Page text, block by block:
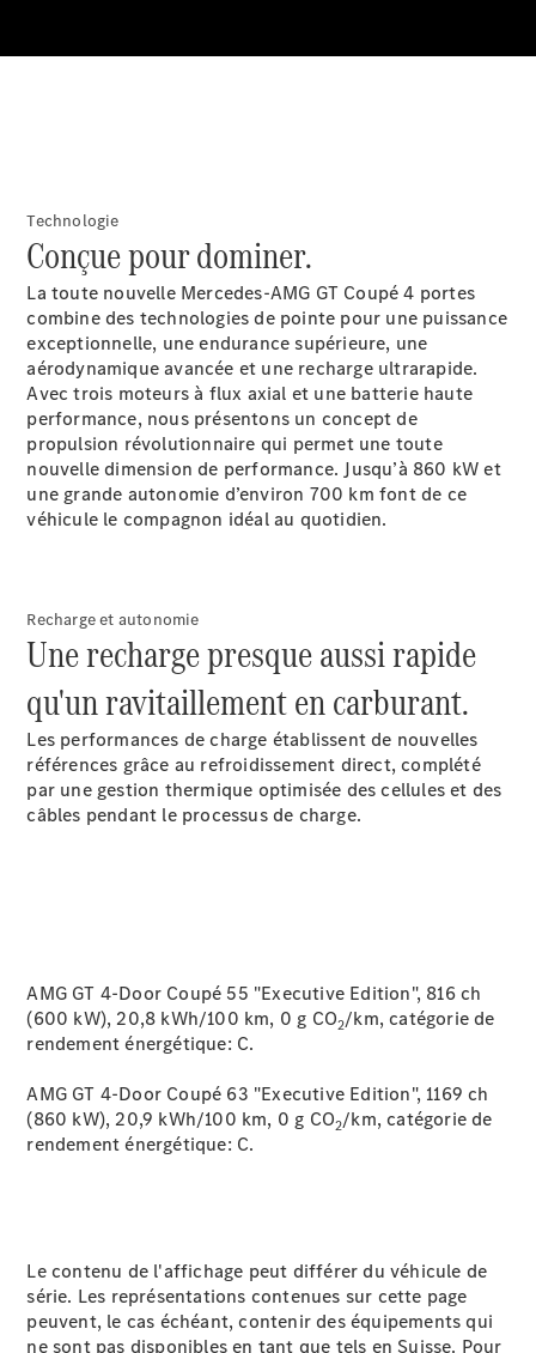
Interlocuteur
L'entreprise
Emplois et
carrière
Formulaire
de contact
Prendre
rendez-
vous à
l'atelier
Prestataire /
Protection des
Technologie
Conçue pour dominer.
La toute nouvelle Mercedes-AMG GT Coupé 4 portes
combine des technologies de pointe pour une puissance
exceptionnelle, une endurance supérieure, une
aérodynamique avancée et une recharge ultrarapide.
Avec trois moteurs à flux axial et une batterie haute
performance, nous présentons un concept de
propulsion révolutionnaire qui permet une toute
nouvelle dimension de performance. Jusqu’à 860 kW et
une grande autonomie d’environ 700 km font de ce
véhicule le compagnon idéal au quotidien.
Recharge et autonomie
Une recharge presque aussi rapide
qu'un ravitaillement en carburant.
Les performances de charge établissent de nouvelles
références grâce au refroidissement direct, complété
par une gestion thermique optimisée des cellules et des
câbles pendant le processus de charge.
AMG GT 4-Door Coupé 55 "Executive Edition", 816 ch
(600 kW), 20,8 kWh/100 km, 0 g CO2/km, catégorie de
rendementénergétique: C.
AMG GT 4-Door Coupé 63 "Executive Edition", 1169 ch
(860 kW), 20,9 kWh/100 km, 0 g CO2/km, catégorie de
rendement énergétique: C.
Le contenu de l'affichage peut différer du véhicule de
série. Les représentations contenues sur cette page
peuvent, le cas échéant, contenir des équipements qui
ne sont pas disponibles en tant que tels en Suisse. Pour